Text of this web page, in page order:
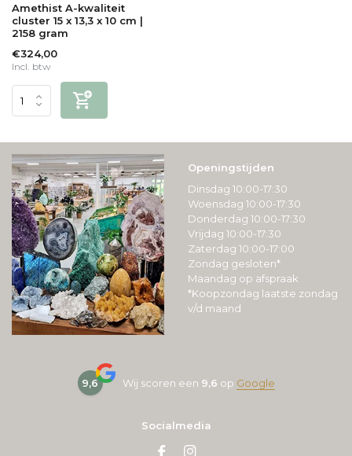
Amethist A-kwaliteit
cluster 15 x 13,3 x 10 cm |
2158 gram
€324,00
Incl. btw
Openingstijden
Dinsdag 10:00-17:30
Woensdag 10:00-17:30
Donderdag 10:00-17:30
Vrijdag 10:00-17:30
Zaterdag 10:00-17:00
Zondag gesloten*
Maandag op afspraak
*Koopzondag laatste zondag
v/d maand
9,6 Wij scoren een 9,6 op Google
Socialmedia